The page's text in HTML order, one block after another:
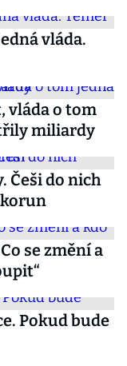
vláda.
vláda o tom
miliardy
Češi do nich
se změní a
Pokud bude